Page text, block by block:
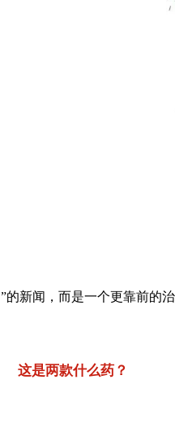
”的新闻，而是一个更靠前的
这是两款什么药？